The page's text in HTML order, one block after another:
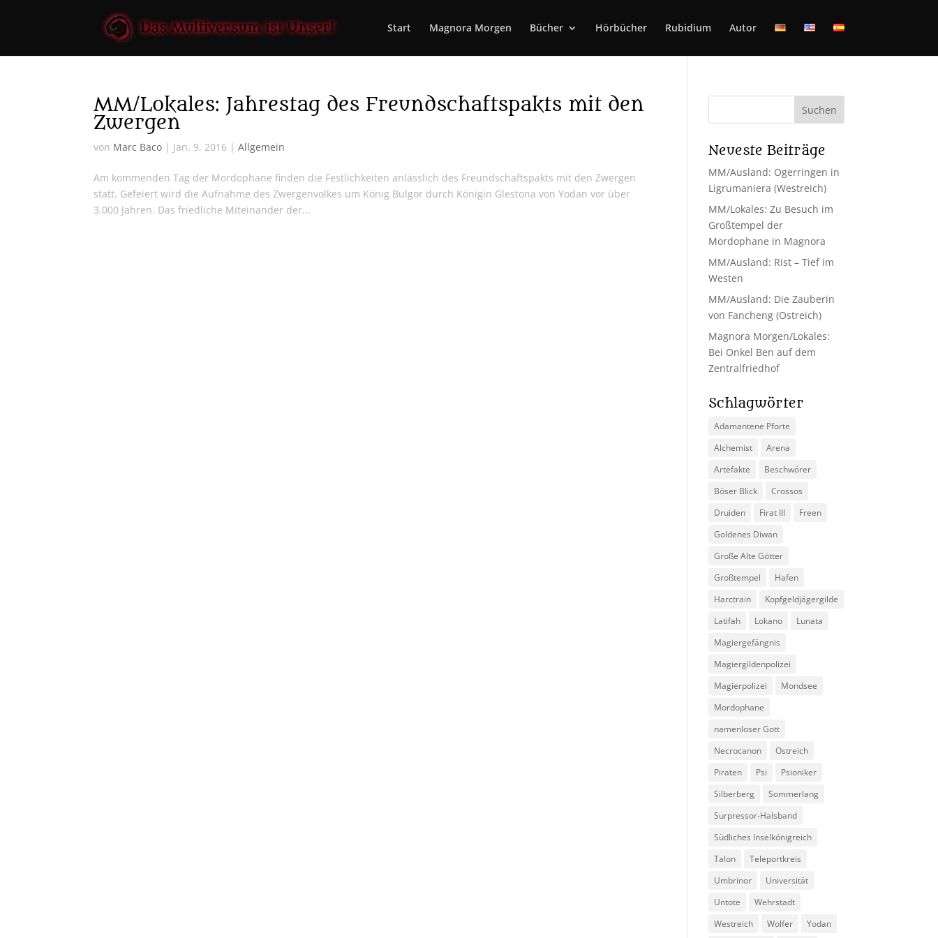
Start Magnora Morgen Bücher Hörbücher Rubidium Autor
MM/Lokales: Jahrestag des Freundschaftspakts mit den
Zwergen
von Marc Baco | Jan. 9, 2016 |Allgemein
Am kommenden Tag der Mordophane finden die Festlichkeiten anlässlich des Freundschaftspakts mit den Zwergen
statt. Gefeiert wird die Aufnahme des Zwergenvolkes um König Bulgor durch Königin Glestona von Yodan vor über
3.000 Jahren. Das friedliche Miteinander der...
Neueste Beiträge
MM/Ausland: Ogerringen in
Ligrumaniera (Westreich)
MM/Lokales: Zu Besuch im
Großtempel der
Mordophane in Magnora
MM/Ausland: Rist – Tief im
Westen
MM/Ausland: Die Zauberin
von Fancheng (Ostreich)
Magnora Morgen/Lokales:
Bei Onkel Ben auf dem
Zentralfriedhof
Schlagwörter
Adamantene Pforte
Alchemist
Arena
Artefakte
Beschwörer
Böser Blick
Crossos
Druiden
Firat III
Freen
Goldenes Diwan
Große Alte Götter
Großtempel
Hafen
Harctrain
Kopfgeldjägergilde
Latifah
Lokano
Lunata
Magiergefängnis
Magiergildenpolizei
Magierpolizei
Mondsee
Mordophane
namenloser Gott
Necrocanon
Ostreich
Piraten
Psi
Psioniker
Silberberg
Sommerlang
Surpressor-Halsband
Südliches Inselkönigreich
Talon
Teleportkreis
Umbrinor
Universität
Untote
Wehrstadt
Westreich
Wolfer Yodan